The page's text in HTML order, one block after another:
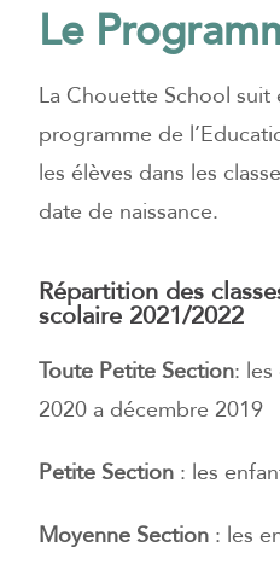
Le
La Chouette School
programme de
les élèves dans les
date de naissance.
Répartition des
scolaire 2021/2022
Toute Petite Section:
2020 a décembre 2019
Petite Section : les
Moyenne Section : les